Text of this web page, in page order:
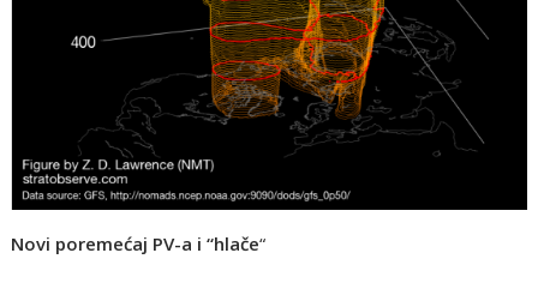
Novi poremećaj PV-a i “hlače“